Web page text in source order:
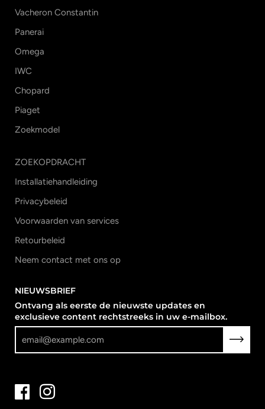
Vacheron Constantin
Panerai
Omega
IWC
Chopard
Piaget
Zoekmodel
ZOEKOPDRACHT
Installatiehandleiding
Privacybeleid
Voorwaarden van services
Retourbeleid
Neem contact met ons op
NIEUWSBRIEF
Ontvang als eerste de nieuwste updates en
exclusieve content rechtstreeks in uw e-mailbox.